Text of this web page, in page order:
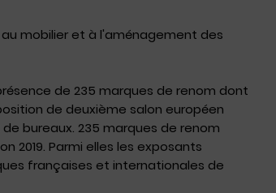
au mobilier et à l'aménagement des
de 235 marques de renom dont
de deuxième salon européen
bureaux. 235 marques de renom
2019. Parmi elles les exposants
françaises et internationales de